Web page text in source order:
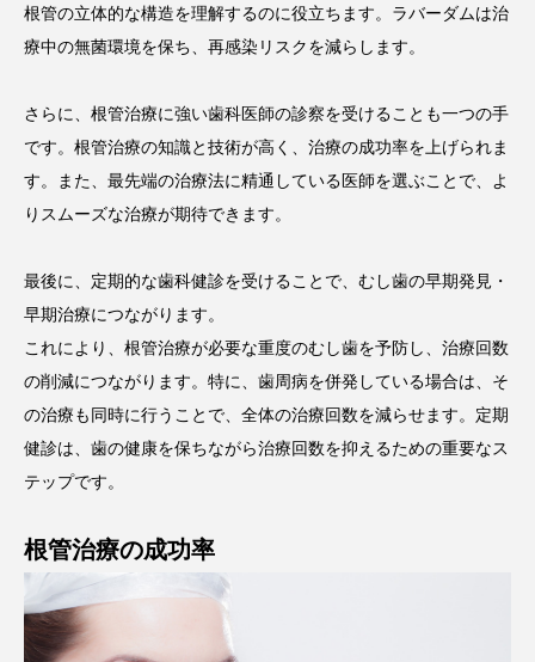
根管の立体的な構造を理解するのに役立ちます。ラバーダムは治
療中の無菌環境を保ち、再感染リスクを減らします。
さらに、根管治療に強い歯科医師の診察を受けることも一つの手
です。根管治療の知識と技術が高く、治療の成功率を上げられま
す。また、最先端の治療法に精通している医師を選ぶことで、よ
りスムーズな治療が期待できます。
最後に、定期的な歯科健診を受けることで、むし歯の早期発見・
早期治療につながります。
これにより、根管治療が必要な重度のむし歯を予防し、治療回数
の削減につながります。特に、歯周病を併発している場合は、そ
の治療も同時に行うことで、全体の治療回数を減らせます。定期
健診は、歯の健康を保ちながら治療回数を抑えるための重要なス
テップです。
根管治療の成功率